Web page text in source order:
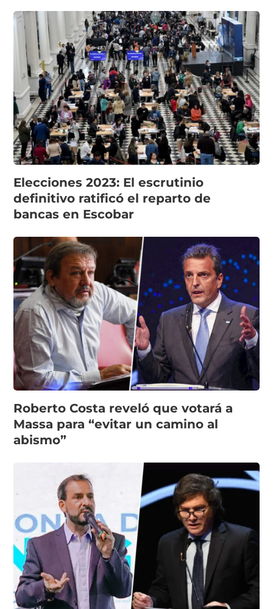
Elecciones 2023: El escrutinio
definitivo ratificó el reparto de
bancas en Escobar
Roberto Costa reveló que votará a
Massa para “evitar un camino al
abismo”